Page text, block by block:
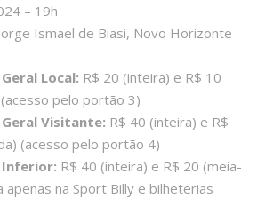
– 19h
Ismael de Biasi, Novo Horizonte
Local: R$ 20 (inteira) e R$ 10
pelo portão 3)
Visitante: R$ 40 (inteira) e R$
(acesso pelo portão 4)
Inferior: R$ 40 (inteira) e R$ 20 (meia-
apenas na Sport Billy e bilheterias